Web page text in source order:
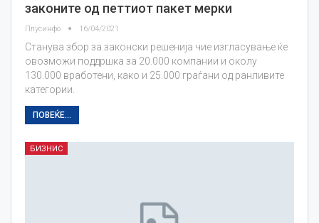
законите од петтиот пакет мерки
Плусинфо 16/04/2021
Станува збор за законски решенија чие изгласување ќе
овозможи поддршка за 20.000 компании и околу
130.000 вработени, како и 25.000 граѓани од ранливите
категории.
ПОВЕЌЕ...
БИЗНИС